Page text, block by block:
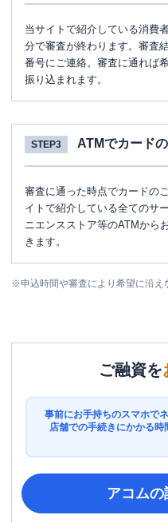
当サイトで紹介している消費
分で審査が終わります。審査
番号にご連絡。審査に通れば
振り込まれます。
STEP3 ATMでカード
審査に通った時点でカードの
イトで紹介している全てのサ
ニエンスストア等のATMから
きます。
※申込時間や審査により希望に沿え
ご融資を
事前にお手持ちのスマホで
店舗での手続きにかかる
アコムの